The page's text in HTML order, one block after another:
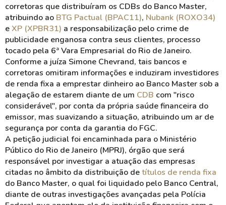
corretoras que distribuíram os CDBs do Banco Master,
atribuindo ao BTG Pactual (BPAC11), Nubank (ROXO34)
eXP (XPBR31) a responsabilização pelo crime de
publicidade enganosa contra seus clientes, processo
tocado pela 6ª Vara Empresarial do Rio de Janeiro.
Conforme a juíza Simone Chevrand, tais bancos e
corretoras omitiram informações e induziram investidores
de renda fixa a emprestar dinheiro ao Banco Master sob a
alegação de estarem diante de um CDB com "risco
considerável", por conta da própria saúde financeira do
emissor, mas suavizando a situação, atribuindo um ar de
segurança por conta da garantia do FGC.
A petição judicial foi encaminhada para o Ministério
Público do Rio de Janeiro (MPRJ), órgão que será
responsável por investigar a atuação das empresas
citadas no âmbito da distribuição detítulos de renda fixa
do Banco Master, o qual foi liquidado pelo Banco Central,
diante de outras investigações avançadas pela Polícia